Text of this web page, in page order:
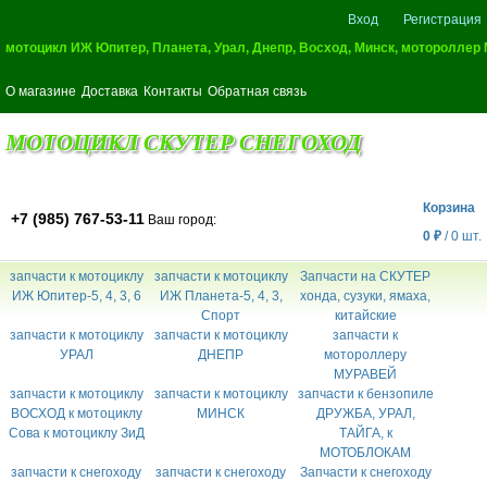
Вход
Регистрация
мотоцикл ИЖ Юпитер, Планета, Урал, Днепр, Восход, Минск,
О магазине Доставка Контакты Обратная связь
МОТОЦИКЛ СКУТЕР СНЕГОХОД
+7 (985) 767-53-11 Ваш город:
Корзина
0 ₽ /0 шт.
запчасти к мотоциклу
ИЖ Юпитер-5, 4, 3, 6
запчасти к мотоциклу
ИЖ Планета-5, 4, 3,
Спорт
Запчасти на СКУТЕР
хонда, сузуки, ямаха,
китайские
запчасти к мотоциклу
УРАЛ
запчасти к мотоциклу
ДНЕПР
запчасти к
мотороллеру
МУРАВЕЙ
запчасти к мотоциклу
ВОСХОД к мотоциклу
Сова к мотоциклу ЗиД
запчасти к мотоциклу
МИНСК
запчасти к бензопиле
ДРУЖБА, УРАЛ,
ТАЙГА, к
МОТОБЛОКАМ
запчасти к снегоходу
запчасти к снегоходу
Запчасти к снегоходу